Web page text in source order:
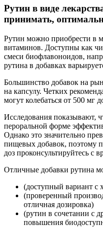
Рутин в виде
принимать,
Рутин можно приобрести в
витаминов. Доступны как
смеси биофлавоноидов,
рутина в добавках
Большинство добавок на
на капсулу. Четких
могут колебаться от 500 мг
Исследования показывают,
пероральной форме
Однако это значительно
пищевых добавок, поэтому
доз проконсультируйтесь с
Отличные добавки рутина
(доступный вариант с
(проверенный
отличная дозировка)
(рутин в сочетании с
повышения